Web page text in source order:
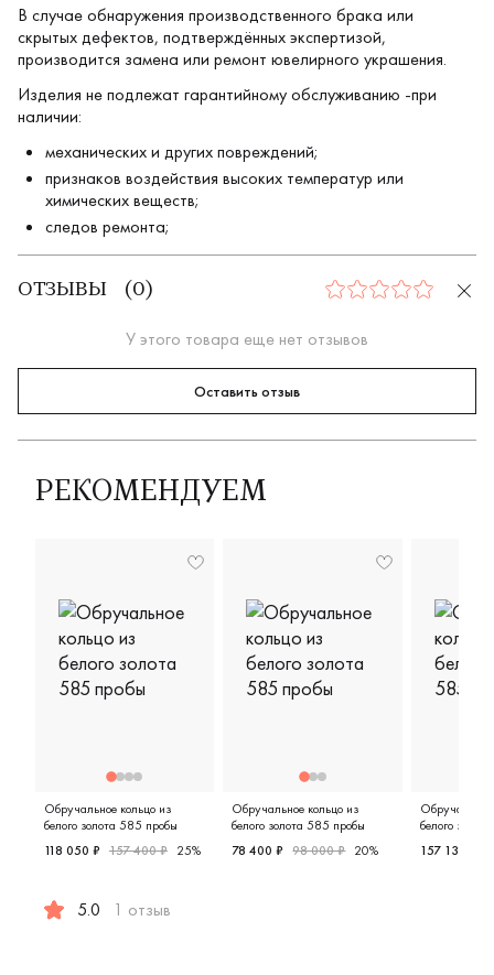
В случае обнаружения производственного брака или
скрытых дефектов, подтверждённых экспертизой,
производится замена или ремонт ювелирного украшения.
Изделия не подлежат гарантийному обслуживанию -при
наличии:
механических и других повреждений;
признаков воздействия высоких температур или
химических веществ;
следов ремонта;
ОТЗЫВЫ ( 0) 0
У этого товара еще нет отзывов
Оставить отзыв
РЕКОМЕНДУЕМ
Обручальное кольцо из
белого золота 585 пробы
118 050 ₽ 157 400 ₽ 25%
5.0 1 отзыв
Обручальное кольцо из
белого золота 585 пробы
78 400 ₽ 98 000 ₽ 20%
белого
157 136 ₽